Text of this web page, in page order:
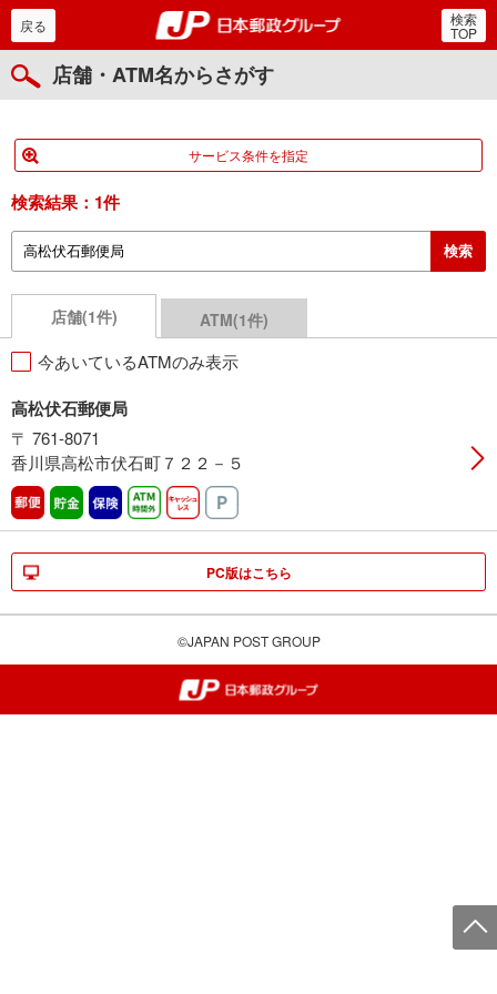
郵便局・日本郵政グルー
戻る 検索
TOP
店舗・ATM名からさがす
サービス条件を指定
検索結果： 1件
店舗(1件) ATM(1件)
今あいているATMのみ表示
高松伏石郵便局
〒 761-8071
香川県高松市伏石町７２２－５
郵便 貯金 保険 ATM時間外キャッシュレス
PC版はこちら
©JAPAN POST GROUP